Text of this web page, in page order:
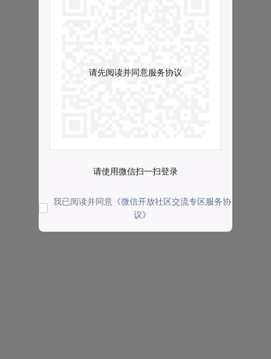
请先阅读并同意服务协议
请使用微信扫一扫登录
我已阅读并同意 《微信开放社区交流专区服务协
议》